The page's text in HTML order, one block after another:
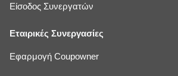
Είσοδος Συνεργατών
Εταιρικές Συνεργασίες
Εφαρμογή Coupowner